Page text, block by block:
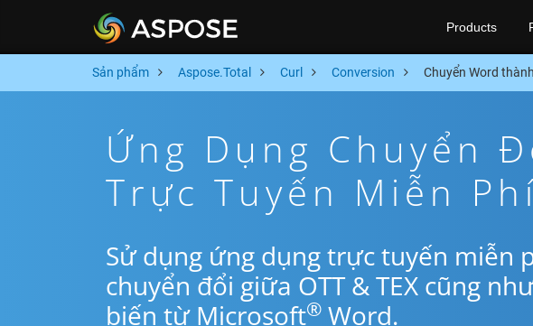
Products
Sản phẩm Aspose.Total Curl Conversion Chuyển Word
Ứng Dụng Chuyển
Trực Tuyến Miễn
Sử dụng ứng dụng trực tuyến miễn
chuyển đổi giữa OTT & TEX cũng
biến từ Microsoft® Word.